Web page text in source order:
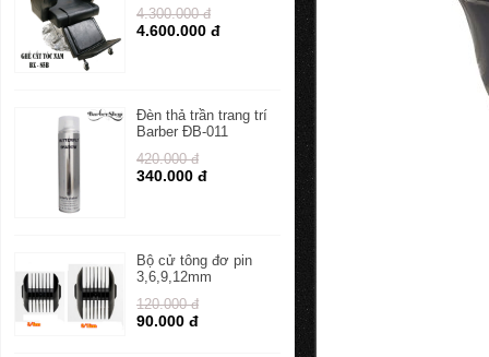
4.300.000 đ
4.600.000 đ
Đèn thả trần trang trí
Barber ĐB-011
420.000 đ
340.000 đ
Bộ cử tông đơ pin
3,6,9,12mm
120.000 đ
90.000 đ